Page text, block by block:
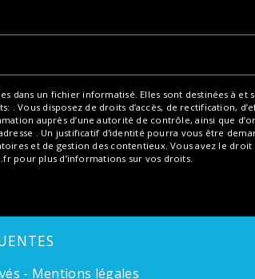
un fichier informatisé. Elles sont destinées à et
. Vous disposez de droits d’accès, de rectification,
auprès d’une autorité de contrôle, ainsi que
. Un justificatif d'identité pourra vous être
et de gestion des contentieux. Vous avez le droit
pour plus d’informations sur vos droits.
- Mentions légales